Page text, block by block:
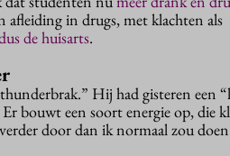
afleiding in drugs, met klachten als
de huisarts.
Hij had gisteren een
bouwt een soort energie op, die
door dan ik normaal zou